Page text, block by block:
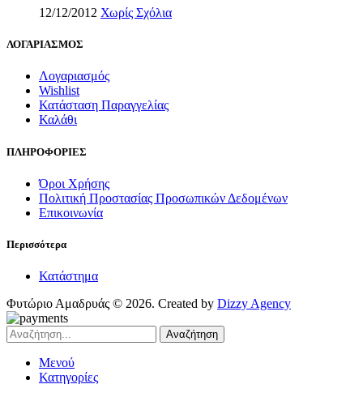
12/12/2012 Χωρίς Σχόλια
ΛΟΓΑΡΙΑΣΜΟΣ
Λογαριασμός
Wishlist
Κατάσταση Παραγγελίας
Καλάθι
ΠΛΗΡΟΦΟΡΙΕΣ
Όροι Χρήσης
Πολιτική Προστασίας Προσωπικών Δεδομένων
Επικοινωνία
Περισσότερα
Κατάστημα
Φυτώριο Αμαδρυάς © 2026. Created by Dizzy Agency
Αναζήτηση
Μενού
Κατηγορίες